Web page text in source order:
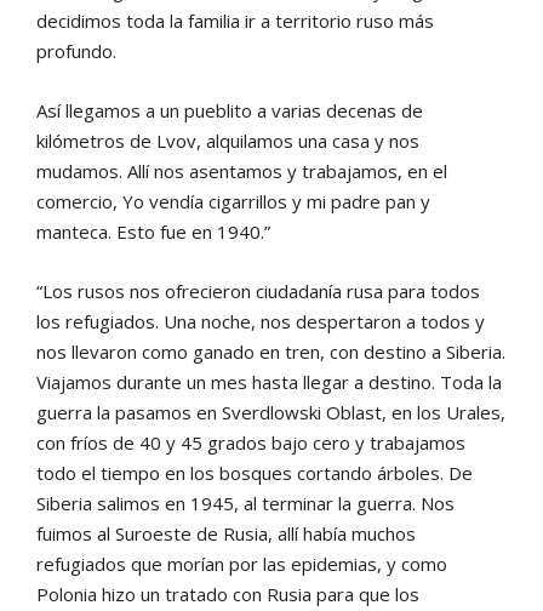
decidimos toda la familia ir a territorio ruso más
profundo.
Así llegamos a un pueblito a varias decenas de
kilómetros de Lvov, alquilamos una casa y nos
mudamos. Allí nos asentamos y trabajamos, en el
comercio, Yo vendía cigarrillos y mi padre pan y
manteca. Esto fue en 1940.”
“Los rusos nos ofrecieron ciudadanía rusa para todos
los refugiados. Una noche, nos despertaron a todos y
nos llevaron como ganado en tren, con destino a Siberia.
Viajamos durante un mes hasta llegar a destino. Toda la
guerra la pasamos en Sverdlowski Oblast, en los Urales,
con fríos de 40 y 45 grados bajo cero y trabajamos
todo el tiempo en los bosques cortando árboles. De
Siberia salimos en 1945, al terminar la guerra. Nos
fuimos al Suroeste de Rusia, allí había muchos
refugiados que morían por las epidemias, y como
Polonia hizo un tratado con Rusia para que los